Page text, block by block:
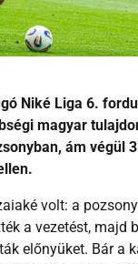
Niké Liga 6.
magyar
ám végül
volt: a
a vezetést, majd
előnyüket. Bár a